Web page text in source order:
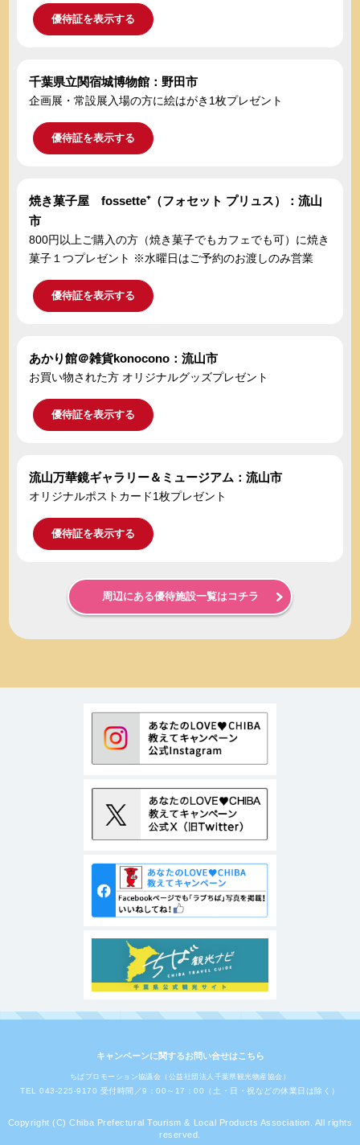
優待証を表示する
千葉県立関宿城博物館：野田市
企画展・常設展入場の方に絵はがき1枚プレゼント
優待証を表示する
焼き菓子屋 fossette⁺（フォセット プリュス）：流山
市
800円以上ご購入の方（焼き菓子でもカフェでも可）に焼き
菓子１つプレゼント ※水曜日はご予約のお渡しのみ営業
優待証を表示する
あかり館＠雑貨konocono：流山市
お買い物された方 オリジナルグッズプレゼント
優待証を表示する
流山万華鏡ギャラリー＆ミュージアム：流山市
オリジナルポストカード1枚プレゼント
優待証を表示する
周辺にある優待施設一覧はコチラ
キャンペーンに関するお問い合せはこちら
ちばプロモーション協議会（公益社団法人千葉県観光物産協会）
TEL 043-225-9170 受付時間／9：00～17：00（土・日・祝などの休業日は除く）
Copyright (C) Chiba Prefectural Tourism & Local Products Association. All rights
reserved.